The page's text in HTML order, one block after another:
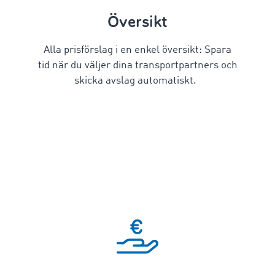
Översikt
Alla prisförslag i en enkel översikt: Spara
tid när du väljer dina transportpartners och
skicka avslag automatiskt.